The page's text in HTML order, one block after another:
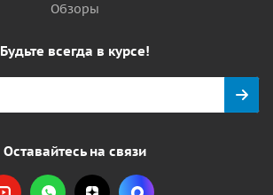
Обзоры
Будьте всегда в курсе!
Оставайтесь на связи